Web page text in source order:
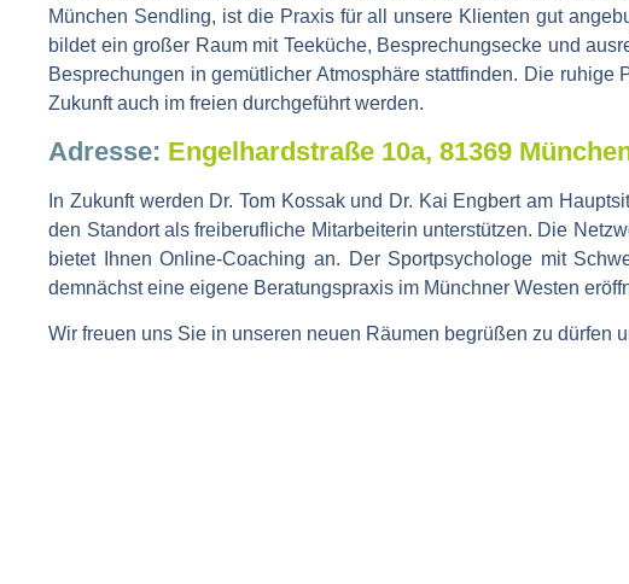
München Sendling, ist die Praxis für all unsere Klienten gut
bildet ein großer Raum mit Teeküche, Besprechungsecke und
Besprechungen in gemütlicher Atmosphäre stattfinden. Die
Zukunft auch im freien durchgeführt werden.
Adresse: Engelhardstraße 10a, 81369
In Zukunft werden Dr. Tom Kossak und Dr. Kai Engbert am
den Standort als freiberufliche Mitarbeiterin unterstützen. Die
bietet Ihnen Online-Coaching an. Der Sportpsychologe mit
demnächst eine eigene Beratungspraxis im Münchner Westen
Wir freuen uns Sie in unseren neuen Räumen begrüßen zu dürfen